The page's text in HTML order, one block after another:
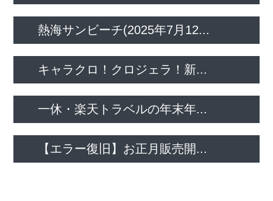
熱海サンビーチ(2025年7月12...
キャラクロ！クロジェラ！新...
一休・楽天トラベルの年末年...
【エラー復旧】お正月販売開...